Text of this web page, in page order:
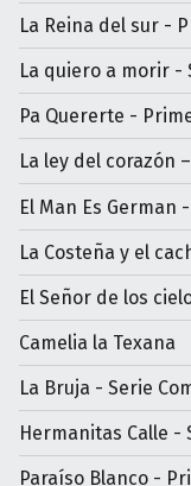
La Reina del sur -
La quiero a morir -
Pa Quererte -
La ley del corazón
El Man Es German
La Costeña y el
El Señor de los
Camelia la Texana
La Bruja - Serie
Hermanitas Calle -
Paraíso Blanco -